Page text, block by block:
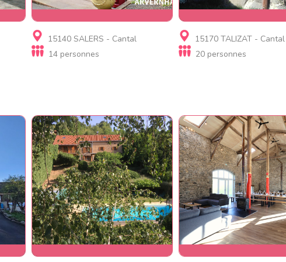
Gite
Maison Saluces
15140 SALERS - Cantal
14 personnes
Gite
Gites de Montlouby
15170 TALIZAT - Cantal
20 personnes